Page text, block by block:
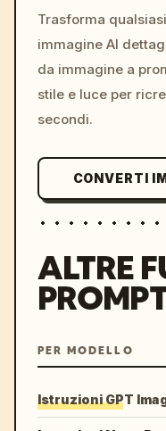
Trasforma
immagine AI
da immagine a
stile e luce per
secondi.
CONVERTI
ALTRE
PER MODELLO
Istruzioni GPT